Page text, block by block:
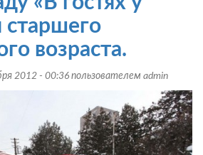
возраста.
2012 - 00:36 пользователем admin